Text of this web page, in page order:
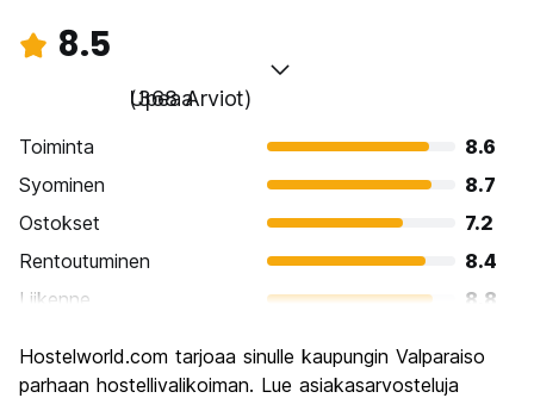
8.5
Upeaa
(368 Arviot)
Toiminta
8.6
Syominen
8.7
Ostokset
7.2
Rentoutuminen
8.4
Liikenne
8.8
Kulttuuri
Hostelworld.com tarjoaa sinulle kaupungin Valparaiso
parhaan hostellivalikoiman. Lue asiakasarvosteluja